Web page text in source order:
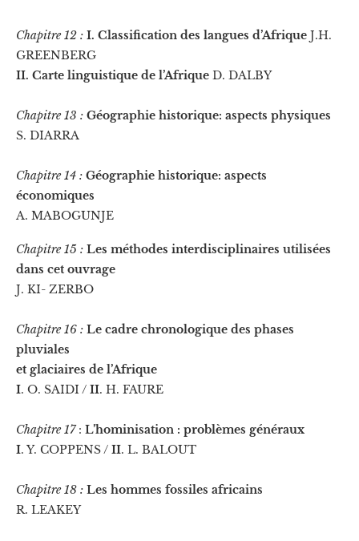
Chapitre 12 : I. Classification des langues d’Afrique J.H.
GREENBERG
II. Carte linguistique de l’Afrique D. DALBY
Chapitre 13 : Géographie historique: aspects physiques
S. DIARRA
Chapitre 14 : Géographie historique: aspects
économiques
A. MABOGUNJE
Chapitre 15 : Les méthodes interdisciplinaires utilisées
dans cet ouvrage
J. KI- ZERBO
Chapitre 16 : Le cadre chronologique des phases
pluviales
et glaciaires de l’Afrique
I. O. SAIDI / II. H. FAURE
Chapitre 17: L’hominisation : problèmes généraux
I. Y. COPPENS / II. L. BALOUT
Chapitre 18 : Les hommes fossiles africains
R. LEAKEY